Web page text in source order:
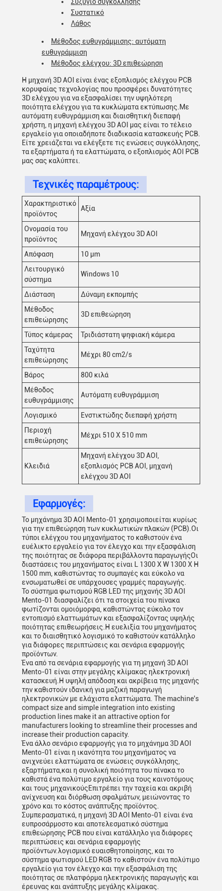
Συστατικό
Λάθος
Μέθοδος ευθυγράμμισης: αυτόματη
ευθυγράμμιση
Μέθοδος ελέγχου: 3D επιθεώρηση
Η μηχανή 3D AOI είναι ένας εξοπλισμός ελέγχου PCB
κορυφαίας τεχνολογίας που προσφέρει δυνατότητες
3D ελέγχου για να εξασφαλίσει την υψηλότερη
ποιότητα ελέγχου για τα κυκλώματα εκτύπωσης.Με
αυτόματη ευθυγράμμιση και διαισθητική διεπαφή
χρήστη, η μηχανή ελέγχου 3D AOI μας είναι το τέλειο
εργαλείο για οποιαδήποτε διαδικασία κατασκευής PCB.
Είτε χρειάζεται να ελέγξετε τις ενώσεις συγκόλλησης,
τα εξαρτήματα ή τα ελαττώματα, ο εξοπλισμός AOI PCB
μας σας καλύπτει.
Τεχνικές παραμέτρους:
Χαρακτηριστικό
προϊόντος
Αξία
Ονομασία του
προϊόντος
Μηχανή ελέγχου 3D AOI
Απόφαση
10 μm
Λειτουργικό
σύστημα
Windows 10
Διάσταση
Δύναμη εκπομπής
Μέθοδος
επιθεώρησης
3D επιθεώρηση
Τύπος κάμερας
Τριδιάστατη ψηφιακή κάμερα
Ταχύτητα
επιθεώρησης
Μέχρι 80 cm2/s
Βάρος
800 κιλά
Μέθοδος
ευθυγράμμισης
Αυτόματη ευθυγράμμιση
Λογισμικό
Ενστικτώδης διεπαφή χρήστη
Περιοχή
επιθεώρησης
Μέχρι 510 X 510 mm
Κλειδιά
Μηχανή ελέγχου 3D AOI,
εξοπλισμός PCB AOI, μηχανή
ελέγχου 3D AOI
Εφαρμογές:
Το μηχάνημα 3D AOI Mento-01 χρησιμοποιείται κυρίως
για την επιθεώρηση των κυκλωτικών πλακών (PCB).Οι
τύποι ελέγχου του μηχανήματος το καθιστούν ένα
ευέλικτο εργαλείο για τον έλεγχο και την εξασφάλιση
της ποιότητας σε διάφορα περιβάλλοντα παραγωγήςΟι
διαστάσεις του μηχανήματος είναι L 1300 X W 1300 X H
1500 mm, καθιστώντας το συμπαγές και εύκολο να
ενσωματωθεί σε υπάρχουσες γραμμές παραγωγής.
Το σύστημα φωτισμού RGB LED της μηχανής 3D AOI
Mento-01 διασφαλίζει ότι τα στοιχεία του πίνακα
φωτίζονται ομοιόμορφα, καθιστώντας εύκολο τον
εντοπισμό ελαττωμάτων και εξασφαλίζοντας υψηλής
ποιότητας επιθεωρήσεις.Η ευελιξία του μηχανήματος
και το διαισθητικό λογισμικό το καθιστούν κατάλληλο
για διάφορες περιπτώσεις και σενάρια εφαρμογής
προϊόντων.
Ένα από τα σενάρια εφαρμογής για τη μηχανή 3D AOI
Mento-01 είναι στην μεγάλης κλίμακας ηλεκτρονική
κατασκευή.Η υψηλή απόδοση και ακρίβεια της μηχανής
την καθιστούν ιδανική για μαζική παραγωγή
ηλεκτρονικών με ελάχιστα ελαττώματα. The machine's
compact size and simple integration into existing
production lines make it an attractive option for
manufacturers looking to streamline their processes and
increase their production capacity.
Ένα άλλο σενάριο εφαρμογής για το μηχάνημα 3D AOI
Mento-01 είναι η ικανότητα του μηχανήματος να
ανιχνεύει ελαττώματα σε ενώσεις συγκόλλησης,
εξαρτήματα,και η συνολική ποιότητα του πίνακα το
καθιστά ένα πολύτιμο εργαλείο για τους καινοτόμους
και τους μηχανικούςΕπιτρέπει την ταχεία και ακριβή
ανίχνευση και διόρθωση σφαλμάτων, μειώνοντας το
χρόνο και το κόστος ανάπτυξης προϊόντος.
Συμπερασματικά, η μηχανή 3D AOI Mento-01 είναι ένα
ευπροσάρμοστο και αποτελεσματικό σύστημα
επιθεώρησης PCB που είναι κατάλληλο για διάφορες
περιπτώσεις και σενάρια εφαρμογής
προϊόντων.λογισμικό ευαισθητοποίησης, και το
σύστημα φωτισμού LED RGB το καθιστούν ένα πολύτιμο
εργαλείο για τον έλεγχο και την εξασφάλιση της
ποιότητας σε πλατφόρμα ηλεκτρονικής παραγωγής και
έρευνας και ανάπτυξης μεγάλης κλίμακας.